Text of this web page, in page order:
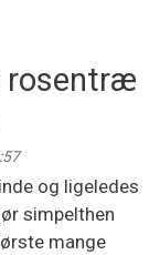
rosentræ
og ligeledes
simpelthen
mange